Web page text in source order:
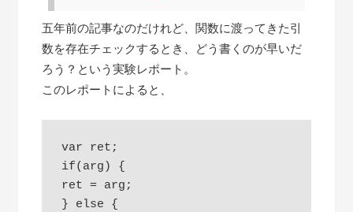
五年前の記事なのだけれど、関数に渡ってきた引
数を存在チェックするとき、どう書くのが早いだ
ろう？という実験レポート。
このレポートによると、
var ret;
if(arg) {
ret = arg;
} else {